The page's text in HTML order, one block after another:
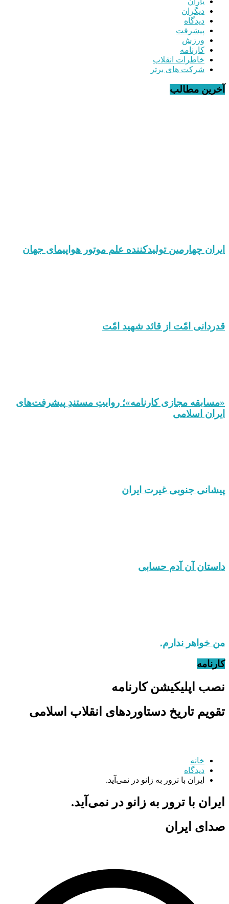
دیگران
دیدگاه
پیشرفت
ورزش
کارنامه
خاطرات انقلاب
شرکت های برتر
آخرین مطالب
ایران چهارمین تولیدکننده علم موتور هواپیمای جهان
قدردانی امّت از قائد شهید امّت
«مسابقه مجازی کارنامه»؛ روایتِ مستندِ پیشرفت‌های
ایران اسلامی
پیشانی جنوبی غیرت ایران
داستان آن آدم حسابی
من خواهر ندارم.
کارنامه
نصب اپلیکیشن کارنامه
تقویم تاریخ دستاوردهای انقلاب اسلامی
خانه
دیدگاه
ایران با ترور به زانو در نمی‌آید.
ایران با ترور به زانو در نمی‌آید.
صدای ایران